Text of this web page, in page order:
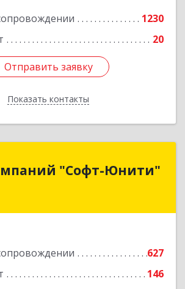
1230
20
Отправить заявку
Показать контакты
Отправить заявку
Назад
"Софт-Юнити"
627
146
"Софт-Юнити"
г, вн.тер.г. муниципальный
Подробнее